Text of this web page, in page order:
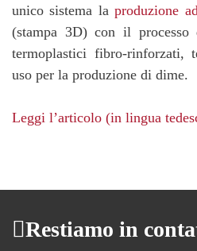
unico sistema laproduzione
(stampa 3D) con il processo
termoplastici fibro-rinforzati,
uso per la produzione di dime.
Leggi l’articolo (in lingua
Restiamo in